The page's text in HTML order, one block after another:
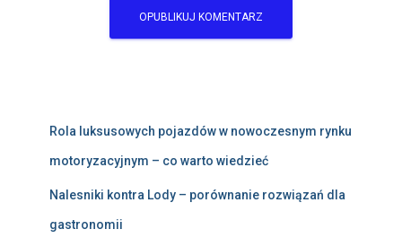
Rola luksusowych pojazdów w nowoczesnym rynku
motoryzacyjnym – co warto wiedzieć
Nalesniki kontra Lody – porównanie rozwiązań dla
gastronomii